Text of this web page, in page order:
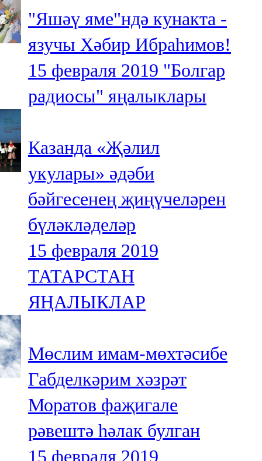
"Яшәү яме"ндә кунакта -
язучы Хәбир Ибраһимов!
15 февраля 2019 "Болгар
радиосы" яңалыклары
Казанда «Җәлил
укулары» әдәби
бәйгесенең җиңүчеләрен
бүләкләделәр
15 февраля 2019
ТАТАРСТАН
ЯҢАЛЫКЛАР
Мөслим имам-мөхтәсибе
Габделкәрим хәзрәт
Моратов фаҗигале
рәвештә һәлак булган
15 февраля 2019